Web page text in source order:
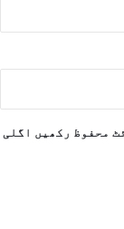
محفوظ رکھیں اگلی